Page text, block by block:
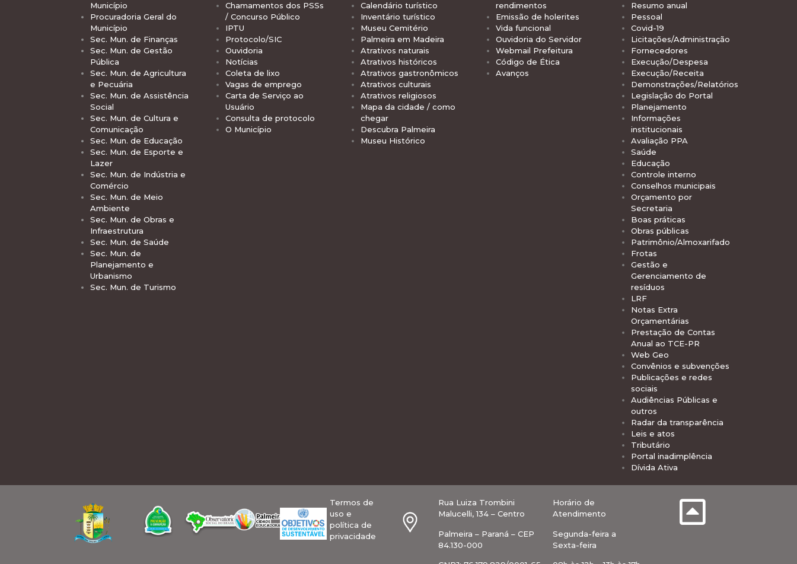
Município
Procuradoria Geral do
Município
Sec. Mun. de Finanças
Sec. Mun. de Gestão
Pública
Sec. Mun. de Agricultura
e Pecuária
Sec. Mun. de Assistência
Social
Sec. Mun. de Cultura e
Comunicação
Sec. Mun. de Educação
Sec. Mun. de Esporte e
Lazer
Sec. Mun. de Indústria e
Comércio
Sec. Mun. de Meio
Ambiente
Sec. Mun. de Obras e
Infraestrutura
Sec. Mun. de Saúde
Sec. Mun. de
Planejamento e
Urbanismo
Sec. Mun. de Turismo
Chamamentos dos PSSs
/ Concurso Público
IPTU
Protocolo/SIC
Ouvidoria
Notícias
Coleta de lixo
Vagas de emprego
Carta de Serviço ao
Usuário
Consulta de protocolo
O Município
Calendário turístico
Inventário turístico
Museu Cemitério
Palmeira em Madeira
Atrativos naturais
Atrativos históricos
Atrativos gastronômicos
Atrativos culturais
Atrativos religiosos
Mapa da cidade / como
chegar
Descubra Palmeira
Museu Histórico
rendimentos
Emissão de holerites
Vida funcional
Ouvidoria do Servidor
Webmail Prefeitura
Código de Ética
Avanços
Resumo anual
Pessoal
Covid-19
Licitações/Administração
Fornecedores
Execução/Despesa
Execução/Receita
Demonstrações/Relatórios
Legislação do Portal
Planejamento
Informações
institucionais
Avaliação PPA
Saúde
Educação
Controle interno
Conselhos municipais
Orçamento por
Secretaria
Boas práticas
Obras públicas
Patrimônio/Almoxarifado
Frotas
Gestão e
Gerenciamento de
resíduos
LRF
Notas Extra
Orçamentárias
Prestação de Contas
Anual ao TCE-PR
Web Geo
Convênios e subvenções
Publicações e redes
sociais
Audiências Públicas e
outros
Radar da transparência
Leis e atos
Tributário
Portal inadimplência
Dívida Ativa
Termos de
uso e
política de
privacidade
Rua Luiza Trombini
Malucelli, 134 – Centro
Palmeira – Paraná – CEP
84.130-000
Horário de
Atendimento
Segunda-feira a
Sexta-feira